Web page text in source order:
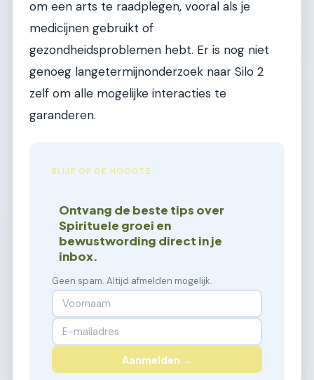
om een arts te raadplegen, vooral als je
medicijnen gebruikt of
gezondheidsproblemen hebt. Er is nog niet
genoeg langetermijnonderzoek naar Silo 2
zelf om alle mogelijke interacties te
garanderen.
BLIJF OP DE HOOGTE
Ontvang de beste tips over
Spirituele groei en
bewustwording direct in je
inbox.
Geen spam. Altijd afmelden mogelijk.
Aanmelden →